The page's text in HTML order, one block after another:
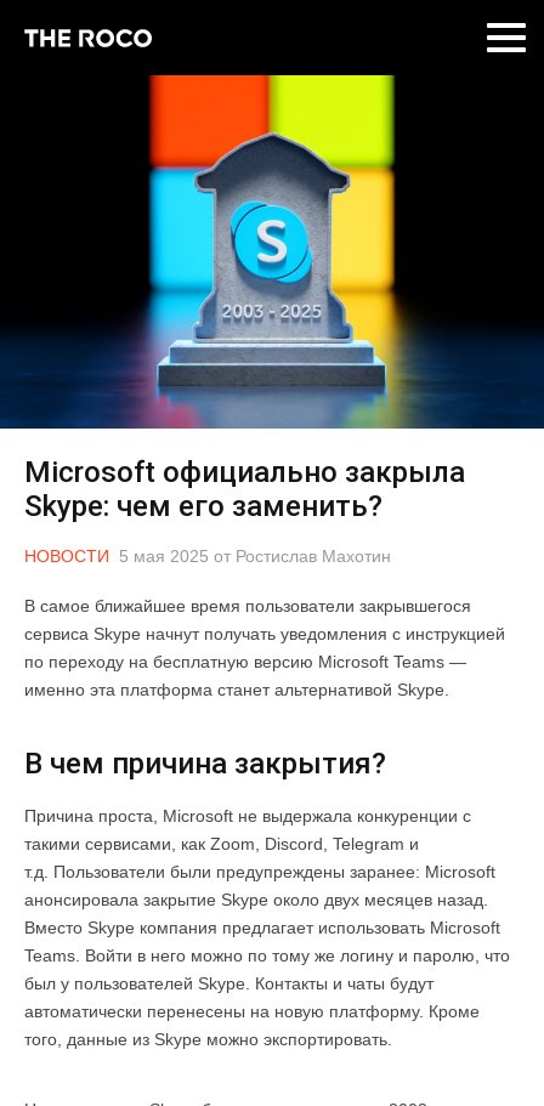
Microsoft официально закрыла
Skype: чем его заменить?
НОВОСТИ 5 мая 2025 от Ростислав Махотин
В самое ближайшее время пользователи закрывшегося
сервиса Skype начнут получать уведомления с инструкцией
по переходу на бесплатную версию Microsoft Teams —
именно эта платформа станет альтернативой Skype.
В чем причина закрытия?
Причина проста, Microsoft не выдержала конкуренции с
такими сервисами, как Zoom, Discord, Telegram и
т.д. Пользователи были предупреждены заранее: Microsoft
анонсировала закрытие Skype около двух месяцев назад.
Вместо Skype компания предлагает использовать Microsoft
Teams. Войти в него можно по тому же логину и паролю, что
был у пользователей Skype. Контакты и чаты будут
автоматически перенесены на новую платформу. Кроме
того, данные из Skype можно экспортировать.